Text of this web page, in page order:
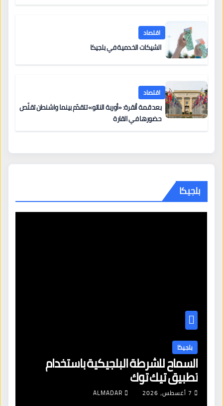
اقتصاد
الشيكات الخدمية في بلجيكا
اقتصاد
بعد قمة أنقرة: «أوربة الناتو» تتقدّم بينما واشنطن تقلّص
حضورها في القارة
بلجيكا
بلجيكا
السماح للشرطة البلجيكية باستخدام
تطبيق تيك توك
7 أغسطس، 2026 ALMADAR